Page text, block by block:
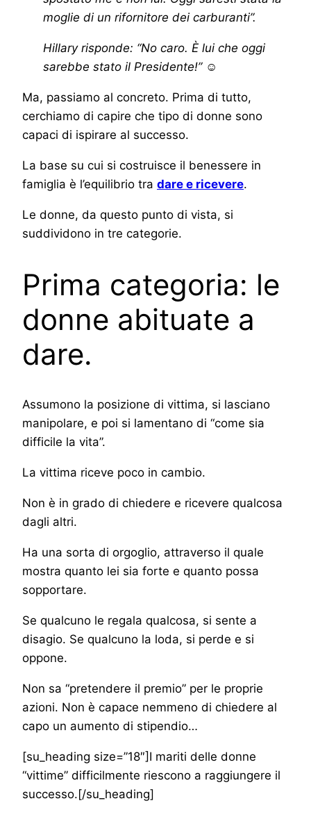
moglie di un rifornitore dei carburanti”.
Hillary risponde: “No caro. È lui che oggi
sarebbe stato il Presidente!” ☺
Ma, passiamo al concreto. Prima di tutto,
cerchiamo di capire che tipo di donne sono
capaci di ispirare al successo.
La base su cui si costruisce il benessere in
famiglia è l’equilibrio tra dare e ricevere.
Le donne, da questo punto di vista, si
suddividono in tre categorie.
Prima categoria: le
donne abituate a
dare.
Assumono la posizione di vittima, si lasciano
manipolare, e poi si lamentano di “come sia
difficile la vita”.
La vittima riceve poco in cambio.
Non è in grado di chiedere e ricevere qualcosa
dagli altri.
Ha una sorta di orgoglio, attraverso il quale
mostra quanto lei sia forte e quanto possa
sopportare.
Se qualcuno le regala qualcosa, si sente a
disagio. Se qualcuno la loda, si perde e si
oppone.
Non sa “pretendere il premio” per le proprie
azioni. Non è capace nemmeno di chiedere al
capo un aumento di stipendio…
[su_heading size=”18″]I mariti delle donne
“vittime” difficilmente riescono a raggiungere il
successo.[/su_heading]